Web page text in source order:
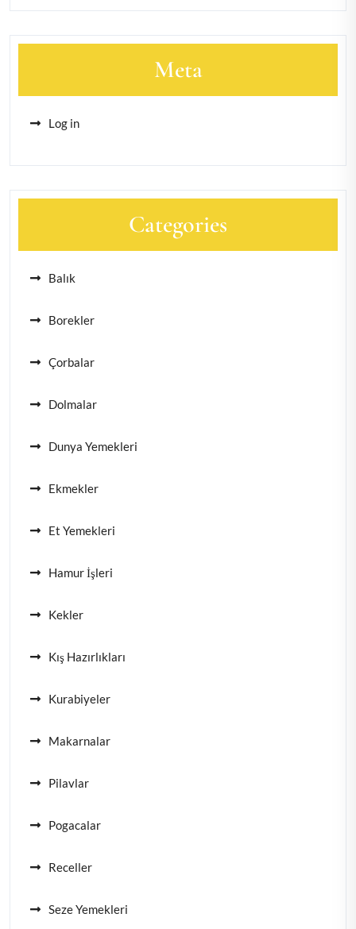
Meta
Log in
Categories
Balık
Borekler
Çorbalar
Dolmalar
Dunya Yemekleri
Ekmekler
Et Yemekleri
Hamur İşleri
Kekler
Kış Hazırlıkları
Kurabiyeler
Makarnalar
Pilavlar
Pogacalar
Receller
Seze Yemekleri